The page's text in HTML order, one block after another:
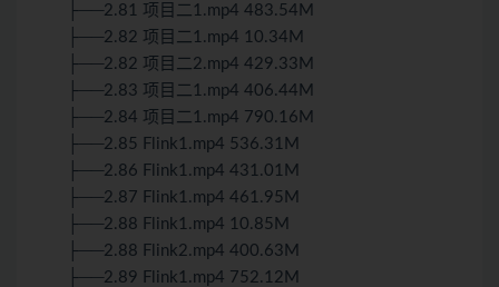
├──2.81 项目二1.mp4 483.54M
├──2.82 项目二1.mp4 10.34M
├──2.82 项目二2.mp4 429.33M
├──2.83 项目二1.mp4 406.44M
├──2.84 项目二1.mp4 790.16M
├──2.85 Flink1.mp4 536.31M
├──2.86 Flink1.mp4 431.01M
├──2.87 Flink1.mp4 461.95M
├──2.88 Flink1.mp4 10.85M
├──2.88 Flink2.mp4 400.63M
├──2.89 Flink1.mp4 752.12M